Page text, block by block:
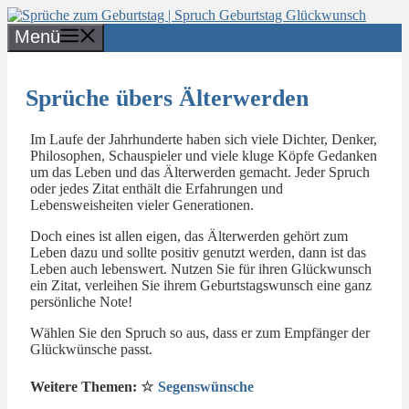
Zum
Inhalt
springen
Menü
Sprüche übers Älterwerden
Im Laufe der Jahrhunderte haben sich viele Dichter, Denker,
Philosophen, Schauspieler und viele kluge Köpfe Gedanken
um das Leben und das Älterwerden gemacht. Jeder Spruch
oder jedes Zitat enthält die Erfahrungen und
Lebensweisheiten vieler Generationen.
Doch eines ist allen eigen, das Älterwerden gehört zum
Leben dazu und sollte positiv genutzt werden, dann ist das
Leben auch lebenswert. Nutzen Sie für ihren Glückwunsch
ein Zitat, verleihen Sie ihrem Geburtstagswunsch eine ganz
persönliche Note!
Wählen Sie den Spruch so aus, dass er zum Empfänger der
Glückwünsche passt.
Weitere Themen:
Segenswünsche